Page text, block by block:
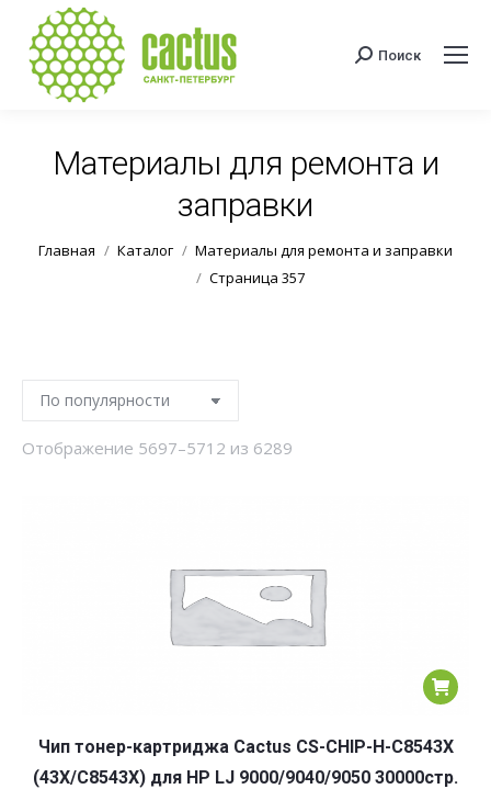
Поиск:
Поиск
Материалы для ремонта и
заправки
Вы здесь:
Главная Каталог
Материалы для ремонта и заправки
Страница 357
Отображение 5697–5712 из 6289
Чип тонер-картриджа Cactus CS-CHIP-H-C8543X
(43X/C8543X) для HP LJ 9000/9040/9050 30000стр.